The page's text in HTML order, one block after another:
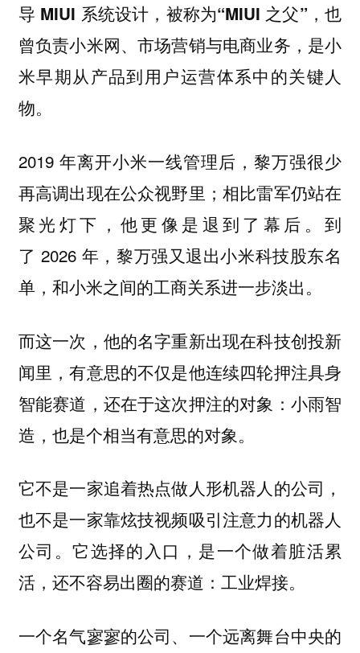
导 MIUI 系统设计，被称为“MIUI 之父” ，也
曾负责小米网、市场营销与电商业务，是小
米早期从产品到用户运营体系中的关键人
物。
2019 年离开小米一线管理后，黎万强很少
再高调出现在公众视野里；相比雷军仍站在
聚光灯下，他更像是退到了幕后。到
了 2026 年，黎万强又退出小米科技股东名
单，和小米之间的工商关系进一步淡出。
而这一次，他的名字重新出现在科技创投新
闻里，有意思的不仅是他连续四轮押注具身
智能赛道，还在于这次押注的对象：小雨智
造，也是个相当有意思的对象。
它不是一家追着热点做人形机器人的公司，
也不是一家靠炫技视频吸引注意力的机器人
公司。它选择的入口，是一个做着脏活累
活，还不容易出圈的赛道：工业焊接。
一个名气寥寥的公司、一个远离舞台中央的